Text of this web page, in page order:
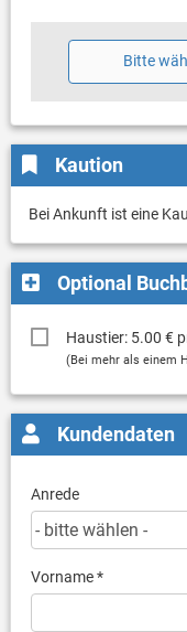
Bitte
Kaution
Bei Ankunft ist eine
Optional
Haustier: 5.00 €
(Bei mehr als einem
Kundendaten
Anrede
Vorname *